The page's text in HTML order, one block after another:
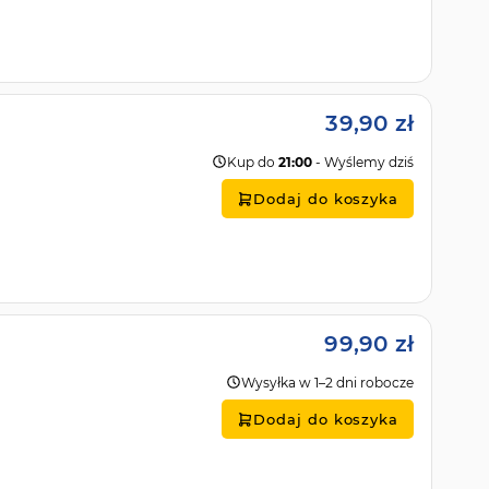
39,90 zł
Kup do 21:00 - Wyślemy dziś
Dodaj do koszyka
99,90 zł
Wysyłka w 1–2 dni robocze
Dodaj do koszyka